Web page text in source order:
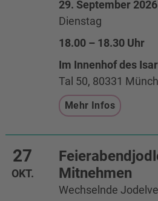
29. September 2026
Dienstag
18.00 – 18.30 Uhr
Im Innenhof des
Tal 50, 80331
Mehr Infos
Mitnehmen
Wechselnde
27
OKT.